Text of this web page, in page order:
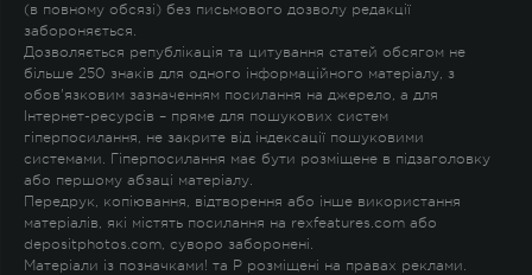
(в повному обсязі) без письмового дозволу редакції
забороняється.
Дозволяється републікація та цитування статей обсягом не
більше 250 знаків для одного інформаційного матеріалу, з
обов'язковим зазначенням посилання на джерело, а для
Інтернет-ресурсів – пряме для пошукових систем
гіперпосилання, не закрите від індексації пошуковими
системами. Гіперпосилання має бути розміщене в підзаголовку
або першому абзаці матеріалу.
Передрук, копіювання, відтворення або інше використання
матеріалів, які містять посилання на rexfeatures.com або
depositphotos.com, суворо заборонені.
Матеріали із позначками! та P розміщені на правах реклами.